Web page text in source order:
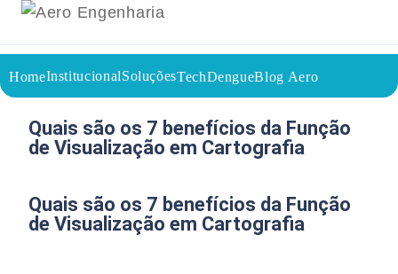
HomeInstitucionalSoluçõesTechDengueBlog Aero
02/09/2023
Voltar a página inicial do blog
Quais são os 7 benefícios da Função
de Visualização em Cartografia
Quais são os 7 benefícios da Função
de Visualização em Cartografia